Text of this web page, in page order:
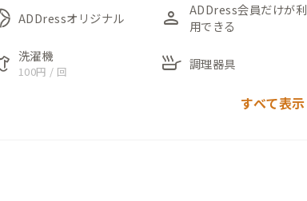
ア、407号室と408号室の和室にはそれぞれ座卓と
アタイルを敷き詰めてあり「ついつい裸足で行き
ADDressオリジナル person
ADDress会員だけが利
用できる
洗濯機
100円 / 回 skillet 調理器具
すべて表示